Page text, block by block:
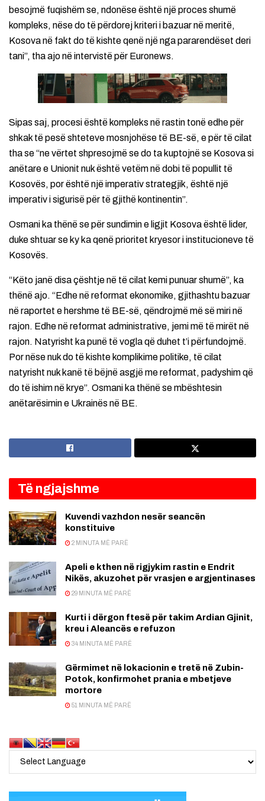
besojmë fuqishëm se, ndonëse është një proces shumë
kompleks, nëse do të përdorej kriteri i bazuar në meritë,
Kosova në fakt do të kishte qenë një nga pararendëset deri
tani”, tha ajo në intervistë për Euronews.
Sipas saj, procesi është kompleks në rastin tonë edhe për
shkak të pesë shteteve mosnjohëse të BE-së, e për të cilat
tha se “ne vërtet shpresojmë se do ta kuptojnë se Kosova si
anëtare e Unionit nuk është vetëm në dobi të popullit të
Kosovës, por është një imperativ strategjik, është një
imperativ i sigurisë për të gjithë kontinentin”.
Osmani ka thënë se për sundimin e ligjit Kosova është lider,
duke shtuar se ky ka qenë prioritet kryesor i institucioneve të
Kosovës.
“Këto janë disa çështje në të cilat kemi punuar shumë”, ka
thënë ajo. “Edhe në reformat ekonomike, gjithashtu bazuar
në raportet e hershme të BE-së, qëndrojmë më së miri në
rajon. Edhe në reformat administrative, jemi më të mirët në
rajon. Natyrisht ka punë të vogla që duhet t’i përfundojmë.
Por nëse nuk do të kishte komplikime politike, të cilat
natyrisht nuk kanë të bëjnë asgjë me reformat, padyshim që
do të ishim në krye”. Osmani ka thënë se mbështesin
anëtarësimin e Ukrainës në BE.
Të ngjajshme
Kuvendi vazhdon nesër seancën
konstituive
2 MINUTA MË PARË
Apeli e kthen në rigjykim rastin e Endrit
Nikës, akuzohet për vrasjen e argjentinases
29 MINUTA MË PARË
Kurti i dërgon ftesë për takim Ardian Gjinit,
kreu i Aleancës e refuzon
34 MINUTA MË PARË
Gërmimet në lokacionin e tretë në Zubin-
Potok, konfirmohet prania e mbetjeve
mortore
51 MINUTA MË PARË